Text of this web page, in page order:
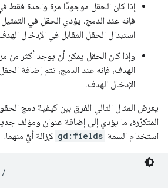
إذا كان الحقل موجودًا مرة واحدة فقط
فإنه عند الدمج، يؤدي الحقل في
استبدال الحقل المقابل في الإدخال
وإذا كان الحقل يمكن أن يوجد أكثر من
الهدف، فإنه عند الدمج، تتم إضافة
الإدخال الهدف.
يعرض المثال التالي الفرق بين كيفية دمج
المتكرّرة، ما يؤدي إلى إضافة عنوان ومؤلف
استخدام السمة gd:fields لإزالة أيٍّ منهما.